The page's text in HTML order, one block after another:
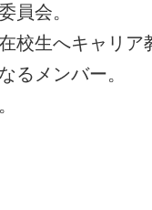
員会。
校生へキャリア
るメンバー。